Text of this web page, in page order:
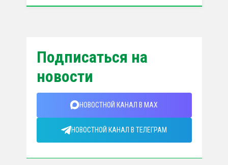
Подписаться на
новости
НОВОСТНОЙ КАНАЛ В MAX
НОВОСТНОЙ КАНАЛ В ТЕЛЕГРАМ